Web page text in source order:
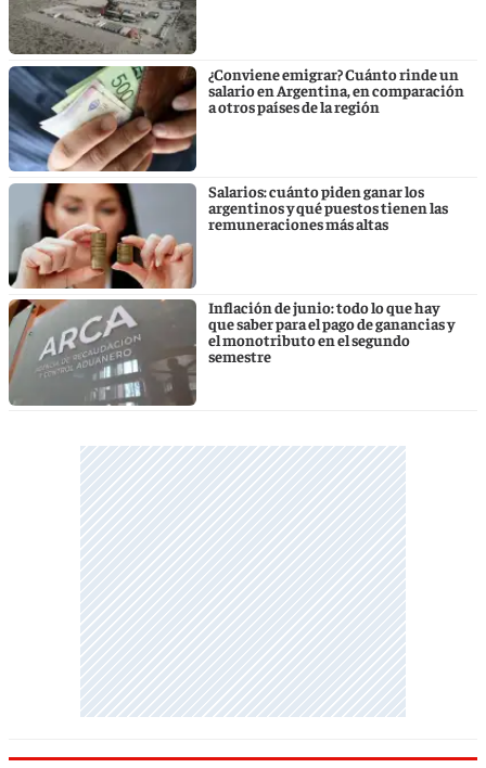
¿Conviene emigrar? Cuánto rinde un
salario en Argentina, en comparación
a otros países de la región
Salarios: cuánto piden ganar los
argentinos y qué puestos tienen las
remuneraciones más altas
Inflación de junio: todo lo que hay
que saber para el pago de ganancias y
el monotributo en el segundo
semestre